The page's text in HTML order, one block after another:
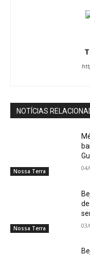
NOTÍCIAS
Nossa Terra
Nossa Terra